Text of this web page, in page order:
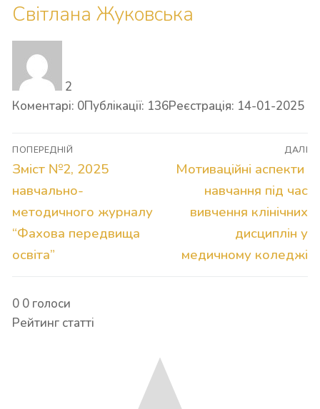
Світлана Жуковська
2
Коментарі: 0Публікації: 136Реєстрація: 14-01-2025
Навігація
записів
ПОПЕРЕДНІЙ
Попередній
запис:
Зміст №2, 2025
навчально-
методичного журналу
“Фахова передвища
освіта”
ДАЛІ
Наступний
запис:
Мотиваційні аспекти
навчання під час
вивчення клінічних
дисциплін у
медичному коледжі
0 0 голоси
Рейтинг статті